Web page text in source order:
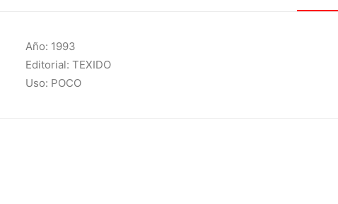
Año: 1993
Editorial: TEXIDO
Uso: POCO